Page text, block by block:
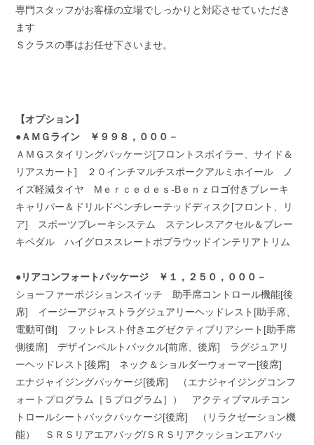
専門スタッフがお客様の立場でしっかりと対応させていただき
ます
Ｓクラスの事はお任せ下さいませ。
【オプション】
●ＡＭＧライン ￥９９８，０００－
ＡＭＧスタイリングパッケージ[フロントスポイラー、サイド＆
リアスカート] ２０インチマルチスポークアルミホイール ノ
イズ軽減タイヤ Mｅｒｃｅｄｅｓ-Bｅｎｚロゴ付きブレーキ
キャリパー＆ドリルドベンチレーテッドディスク[フロント、リ
ア] スポーツブレーキシステム ステンレスアクセル＆ブレー
キペダル ハイグロススレートポプラウッドインテリアトリム
●リアコンフォートパッケージ ￥１，２５０，０００－
ショーファーポジションスイッチ 助手席コントロール機能[後
席] イージーアジャストラグジュアリーヘッドレスト[助手席、
電動可倒] フットレスト付きエグゼクティブリアシート[助手席
側後席] デザインベルトバックル[前席、後席] ラグジュアリ
ーヘッドレスト[後席] ネック＆ショルダーウォーマー[後席]
エナジャイジングパッケージ[後席] （エナジャイジングコンフ
ォートプログラム［５プログラム］） アクティブマルチコン
トロールシートバックパッケージ[後席] （リラクゼーション機
能） ＳＲＳリアエアバッグ/ＳＲＳリアクッションエアバッ